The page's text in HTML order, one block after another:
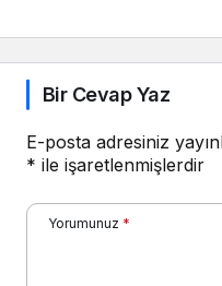
Bir Cevap Yaz
E-posta adresiniz
* ile işaretlenmişlerdir
Yorumunuz *